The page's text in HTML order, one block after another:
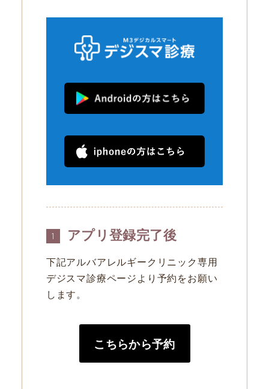
1 アプリ登録完了後
下記アルバアレルギークリニック専用
デジスマ診療ページより予約をお願い
します。
こちらから予約